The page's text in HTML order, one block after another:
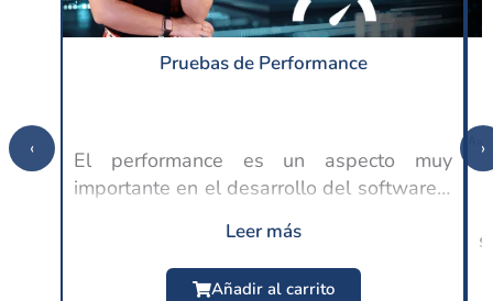
Pruebas de Performance
El performance es un aspecto muy
importante en el desarrollo del software y
usuario, ya que en este punto se espera
un buen rendimiento por parte de las
$24.99 USD
Leer más
Añadir al carrito
‹ ›